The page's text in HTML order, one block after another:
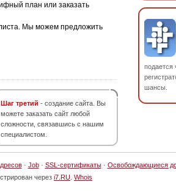
план или заказать
Мы можем предложить
Шаг третий - создание сайта. Вы
можете заказать сайт любой
сложности, связавшись с нашим
специалистом.
подается
шансы.
· Job· SSL-сертификаты· Освобождающиеся
через i7.RU Whois